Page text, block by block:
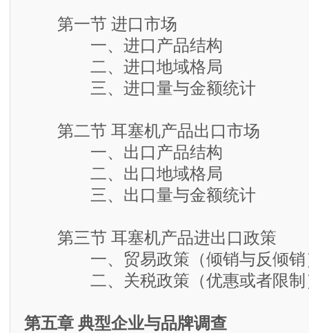
第一节 进口市场
一、进口产品结构
二、进口地域格局
三、进口量与金额统计
第二节 耳塞机产品出口市场
一、出口产品结构
二、出口地域格局
三、出口量与金额统计
第三节 耳塞机产品进出口政策
一、贸易政策（倾销与反倾销
二、关税政策（优惠或者限制
第五章 典型企业与品牌调查